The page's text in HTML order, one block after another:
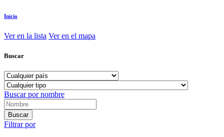
Inicio
Ver en la lista Ver en el mapa
Buscar
Buscar por nombre
Filtrar por